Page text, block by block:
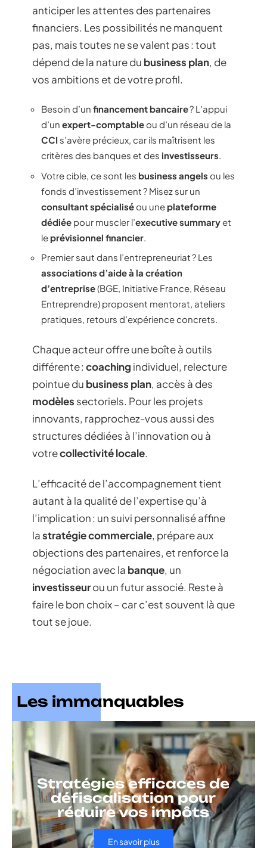
anticiper les attentes des partenaires
financiers. Les possibilités ne manquent
pas, mais toutes ne se valent pas : tout
dépend de la nature du business plan, de
vos ambitions et de votre profil.
Besoin d’un financement bancaire? L’appui
d’un expert-comptableou d’un réseau de la
CCI s’avère précieux, car ils maîtrisent les
critères des banques et des investisseurs.
Votre cible, ce sont les business angels ou les
fonds d’investissement ? Misez sur un
consultant spécialiséou une plateforme
dédiée pour muscler l’executive summaryet
le prévisionnel financier
Premier saut dans l’entrepreneuriat ? Les
associations d’aide à la création
d’entreprise(BGE, Initiative France, Réseau
Entreprendre) proposent mentorat, ateliers
pratiques, retours d’expérience concrets.
Chaque acteur offre une boîte à outils
différente : coaching individuel, relecture
pointue du business plan, accès à des
modèles sectoriels. Pour les projets
innovants, rapprochez-vous aussi des
structures dédiées à l’innovation ou à
votrecollectivité locale.
L’efficacité de l’accompagnement tient
autant à la qualité de l’expertise qu’à
l’implication : un suivi personnalisé affine
lastratégie commerciale, prépare aux
objections des partenaires, et renforce la
négociation avec la banque, un
investisseurou un futur associé. Reste à
faire le bon choix – car c’est souvent là que
tout se joue.
Les immanquables
Stratégies efficaces de
défiscalisation pour
réduire vos impôts
En savoir plus